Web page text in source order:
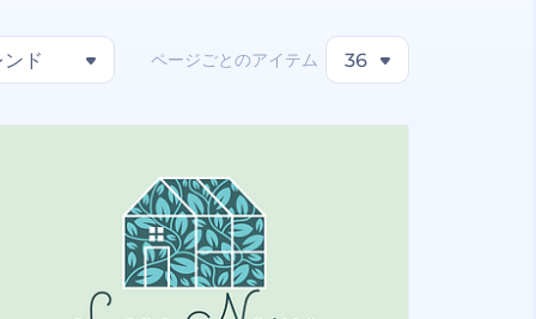
ド ページごとのアイテム 36